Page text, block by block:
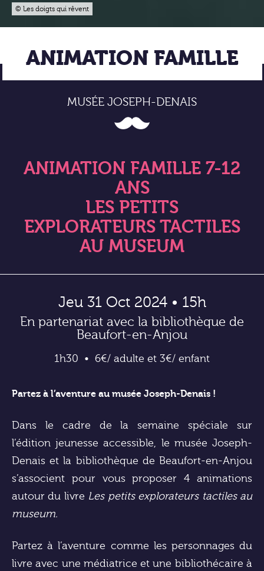
© Les doigts qui rêvent
ANIMATION FAMILLE
MUSÉE JOSEPH-DENAIS
ANIMATION FAMILLE 7-12
ANS
LES PETITS
EXPLORATEURS TACTILES
AU MUSEUM
Jeu 31 Oct 2024 • 15h
En partenariat avec la bibliothèque de
Beaufort-en-Anjou
1h30 6€/ adulte et 3€/ enfant
Partez à l’aventure au musée Joseph-Denais !
Dans le cadre de la semaine spéciale sur
l’édition jeunesse accessible, le musée Joseph-
Denais et la bibliothèque de Beaufort-en-Anjou
s’associent pour vous proposer 4 animations
autour du livre Les petits explorateurs tactiles au
museum.
Partez à l’aventure comme les personnages du
livre avec une médiatrice et une bibliothécaire à